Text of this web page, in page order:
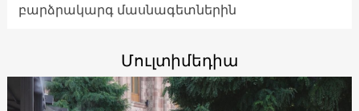
բարձրակարգ մասնագետներին
Մուլտիմեդիա